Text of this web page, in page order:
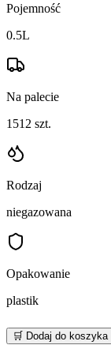
Pojemność
0.5L
Na palecie
1512 szt.
Rodzaj
niegazowana
Opakowanie
plastik
🛒 Dodaj do koszyka